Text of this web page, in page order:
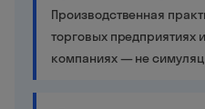
Производственная
торговых предприятиях
компаниях — не